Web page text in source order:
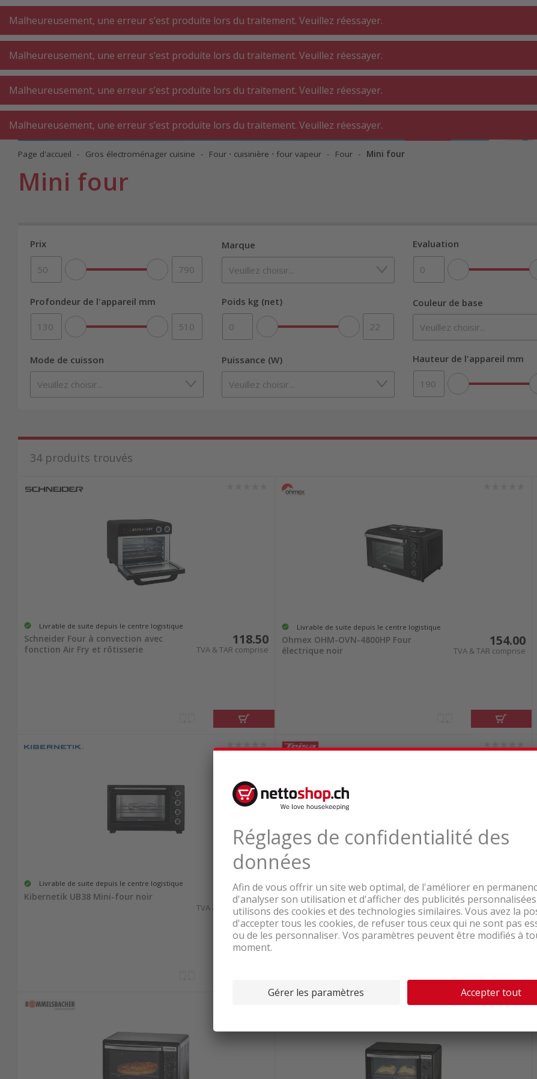
A +++
A+++
A +++
A+++
MyPost
MyPost
GROS
ÉLECTROMÉNAGER
PETIT
ÉLECTROMÉNAGER
CUISINE
BUANDERIE ⋅
ATELIER
SALLE DE BAIN
Page d'accueil Gros électroménager cuisine Four ⋅ cuisinière ⋅ four vapeur Four Mini four
Mini four
Prix Marque Evaluation
Profondeur de l'appareil mm Poids kg (net) Couleur de base
Mode de cuisson Puissance (W) Hauteur de l'appareil mm
34 produits trouvés
Livrable de suite depuis le centre logistique
Schneider Four à convection avec
fonction Air Fry et rôtisserie
118.50
TVA & TAR comprise
Livrable de suite depuis le centre logistique
Ohmex OHM-OVN-4800HP Four
électrique noir
154.00
TVA & TAR comprise
Livrable de suite depuis le centre logistique
Kibernetik UB38 Mini-four noir 79.90
TVA & TAR comprise
Livrable de suite depuis le centre logistique
Trisa Electronics AG Four combiné,
Noir
241.00
TVA & TAR comprise
Malheureusement, une erreur s’est produite lors du traitement. Veuillez réessayer.
Malheureusement, une erreur s’est produite lors du traitement. Veuillez réessayer.
Malheureusement, une erreur s’est produite lors du traitement. Veuillez réessayer.
Malheureusement, une erreur s’est produite lors du traitement. Veuillez réessayer.